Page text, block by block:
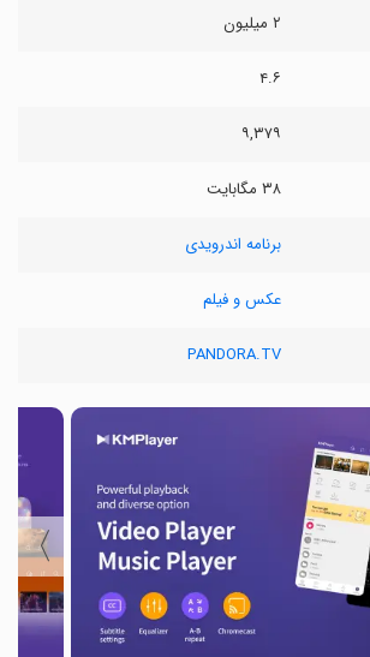
۲ میلیون
۴.۶
۹,۳۷۹
۳۸ مگابایت
برنامه اندرویدی
عکس و فیلم
PANDORA.TV
〉